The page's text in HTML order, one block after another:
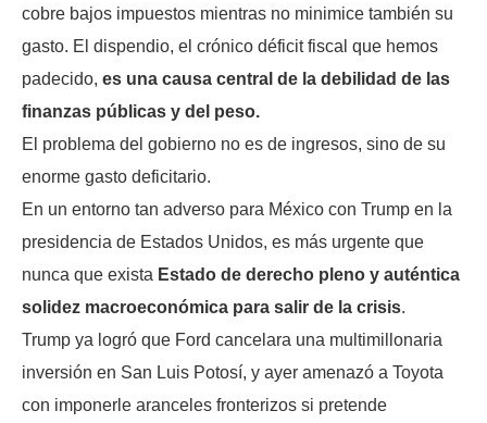
cobre bajos impuestos mientras no minimice también su
gasto. El dispendio, el crónico déficit fiscal que hemos
padecido, es una causa central de la debilidad de las
finanzas públicas y del peso.
El problema del gobierno no es de ingresos, sino de su
enorme gasto deficitario.
En un entorno tan adverso para México con Trump en la
presidencia de Estados Unidos, es más urgente que
nunca que exista Estado de derecho pleno y auténtica
solidez macroeconómica para salir de la crisis.
Trump ya logró que Ford cancelara una multimillonaria
inversión en San Luis Potosí, y ayer amenazó a Toyota
con imponerle aranceles fronterizos si pretende